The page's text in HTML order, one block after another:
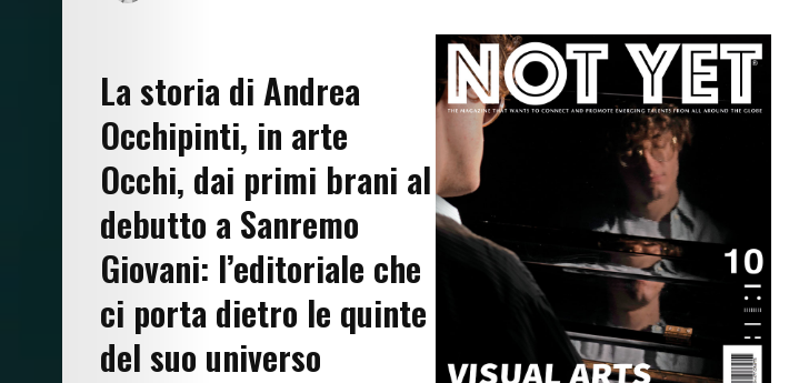
La storia di Andrea
Occhipinti, in arte
Occhi, dai primi brani al
debutto a Sanremo
Giovani: l’editoriale che
ci porta dietro le quinte
del suo universo